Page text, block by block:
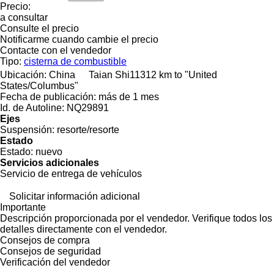
Precio:
a consultar
Consulte el precio
Notificarme cuando cambie el precio
Contacte con el vendedor
Tipo: cisterna de combustible
Ubicación: China Taian Shi11312 km to "United
States/Columbus"
Fecha de publicación: más de 1 mes
Id. de Autoline: NQ29891
Ejes
Suspensión: resorte/resorte
Estado
Estado: nuevo
Servicios adicionales
Servicio de entrega de vehículos
Solicitar información adicional
Importante
Descripción proporcionada por el vendedor. Verifique todos los
detalles directamente con el vendedor.
Consejos de compra
Consejos de seguridad
Verificación del vendedor